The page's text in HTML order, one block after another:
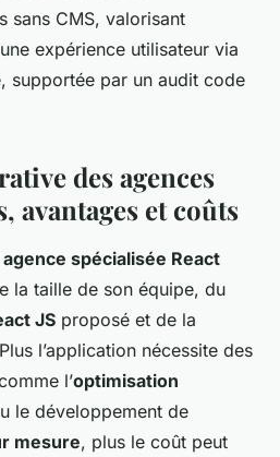
sans CMS, valorisant
expérience utilisateur via
supportée par un audit code
des agences
avantages et coûts
agence spécialisée React
la taille de son équipe, du
JS proposé et de la
l’application nécessite des
l’optimisation
le développement de
mesure, plus le coût peut